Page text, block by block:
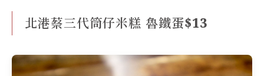
北港蔡三代筒仔米糕 魯鐵蛋$13